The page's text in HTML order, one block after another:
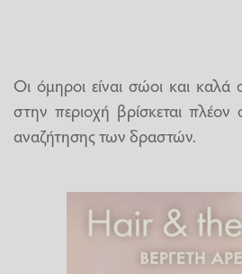
Οι όμηροι είναι σώοι και
στην περιοχή βρίσκεται πλέον
αναζήτησης των δραστών.